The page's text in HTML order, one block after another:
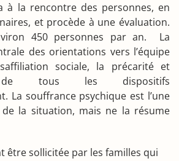
à la rencontre des personnes, en
et procède à une évaluation.
450 personnes par an. La
des orientations vers l’équipe
sociale, la précarité et
de tous les dispositifs
La souffrance psychique est l’une
la situation, mais ne la résume
être sollicitée par les familles qui